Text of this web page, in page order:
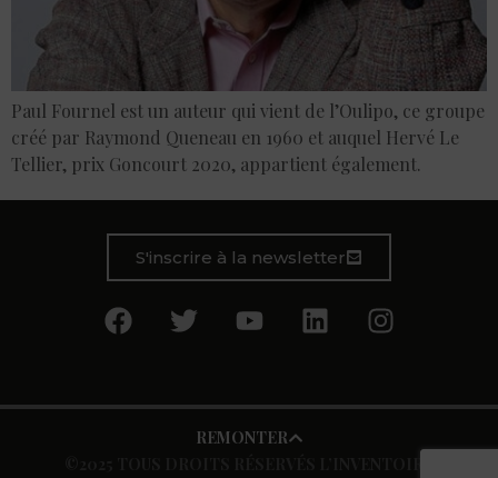
Paul Fournel est un auteur qui vient de l’Oulipo, ce groupe
créé par Raymond Queneau en 1960 et auquel Hervé Le
Tellier, prix Goncourt 2020, appartient également.
S'inscrire à la newsletter
REMONTER